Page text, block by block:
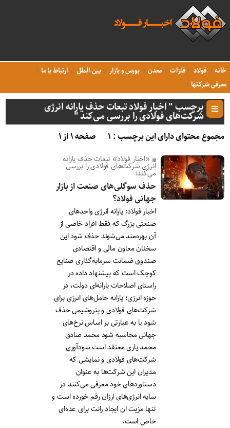
خانه فولاد فلزات معدن بورس و بازار بین الملل
ارتباط با ما
معرفی شرکتها
برچسب " اخبار فولاد تبعات حذف یارانه انرژی
شرکت‌های فولادی را بررسی می‌کند "
مجموع محتوای دارای این برچسب : ۱ صفحه ۱ از ۱
«اخبار فولاد» تبعات حذف یارانه
انرژی شرکت‌های فولادی را بررسی
می‌کند؛
حذف سوگلی‌های صنعت از بازار
جهانی فولاد؟
اخبار فولاد: یارانه انرژی واحدهای
صنعتی بزرگ که فقط افراد خاصی از
آن بهره‌مند می‌شوند حذف شود این
سخنان معاون مالی و اقتصادی
صندوق ضمانت سرمایه‌گذاری صنایع
کوچک است که پیشنهاد داده در
راستای اصلاحات یارانه‌ای دولت، در
حوزه انرژی؛ یارانه حامل‌های انرژی برای
شرکت‌های فولادی و پتروشیمی حذف
شود یا به عبارتی بر اساس نرخ‌های
جهانی محاسبه شود محمد صادق
محمد یاری معتقد است سودآوری
شرکت‌های فولادی و نمایشی که
مدیران این شرکت‌ها به عنوان
دستاوردهای خود معرفی می‌کنند در
سایه انرژی‌های ارزان رقم خورده است و
تنها مزیت ان ایجاد رانت برای عده‌ای
خاص است.